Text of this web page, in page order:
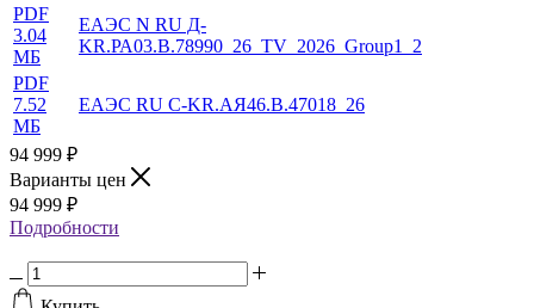
PDF
3.04
МБ
ЕАЭС N RU Д-
KR.РА03.В.78990_26_TV_2026_Group1_2
PDF
7.52
МБ
ЕАЭС RU С-KR.АЯ46.В.47018_26
94 999 ₽
Варианты цен
94 999 ₽
Подробности